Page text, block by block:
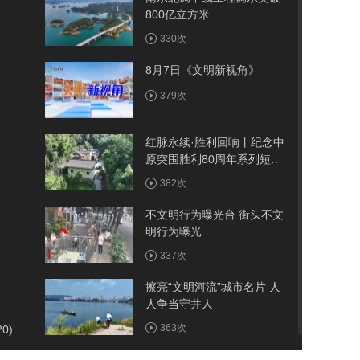
800亿立方米
330次
8月7日《文明新视角》
379次
红脉永续·胜利回响丨纪念中
原突围胜利80周年系列短视
频——古院
382次
不文明行为曝光台 街头不文
明行为曝光
337次
擦亮“文明河流”城市名片 人
人争当守井人
363次